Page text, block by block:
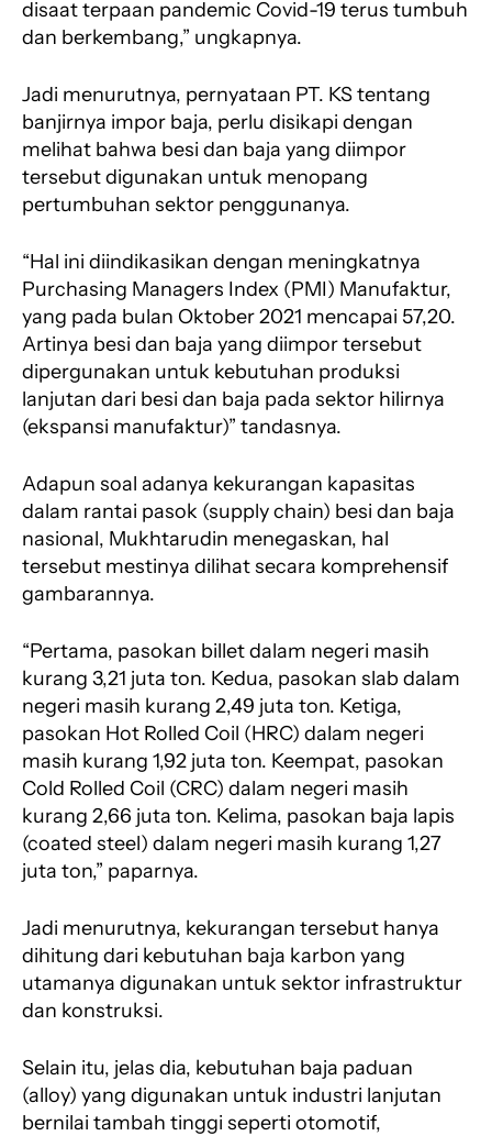
disaat terpaan pandemic Covid-19 terus tumbuh
dan berkembang,” ungkapnya.
Jadi menurutnya, pernyataan PT. KS tentang
banjirnya impor baja, perlu disikapi dengan
melihat bahwa besi dan baja yang diimpor
tersebut digunakan untuk menopang
pertumbuhan sektor penggunanya.
“Hal ini diindikasikan dengan meningkatnya
Purchasing Managers Index (PMI) Manufaktur,
yang pada bulan Oktober 2021 mencapai 57,20.
Artinya besi dan baja yang diimpor tersebut
dipergunakan untuk kebutuhan produksi
lanjutan dari besi dan baja pada sektor hilirnya
(ekspansi manufaktur)” tandasnya.
Adapun soal adanya kekurangan kapasitas
dalam rantai pasok (supply chain) besi dan baja
nasional, Mukhtarudin menegaskan, hal
tersebut mestinya dilihat secara komprehensif
gambarannya.
“Pertama, pasokan billet dalam negeri masih
kurang 3,21 juta ton. Kedua, pasokan slab dalam
negeri masih kurang 2,49 juta ton. Ketiga,
pasokan Hot Rolled Coil (HRC) dalam negeri
masih kurang 1,92 juta ton. Keempat, pasokan
Cold Rolled Coil (CRC) dalam negeri masih
kurang 2,66 juta ton. Kelima, pasokan baja lapis
(coated steel) dalam negeri masih kurang 1,27
juta ton,” paparnya.
Jadi menurutnya, kekurangan tersebut hanya
dihitung dari kebutuhan baja karbon yang
utamanya digunakan untuk sektor infrastruktur
dan konstruksi.
Selain itu, jelas dia, kebutuhan baja paduan
(alloy) yang digunakan untuk industri lanjutan
bernilai tambah tinggi seperti otomotif,